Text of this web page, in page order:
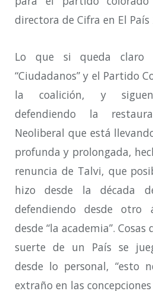
directora de Cifra en El País
Lo que si queda claro
“Ciudadanos” y el Partido
la coalición, y
defendiendo la
Neoliberal que está
profunda y prolongada,
renuncia de Talvi, que
hizo desde la década
defendiendo desde otro
desde “la academia”.
suerte de un País se
desde lo personal, “esto
extraño en las